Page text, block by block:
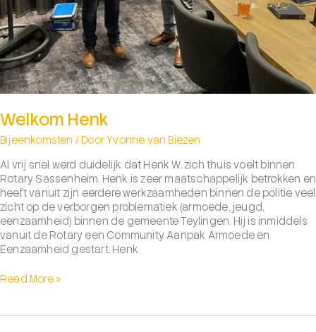
Welkom Henk
Bijeenkomsten / DoorYvonne van Biezen
Al vrij snel werd duidelijk dat Henk W. zich thuis voelt binnen
Rotary Sassenheim. Henk is zeer maatschappelijk betrokken en
heeft vanuit zijn eerdere werkzaamheden binnen de politie veel
zicht op de verborgen problematiek (armoede, jeugd,
eenzaamheid) binnen de gemeente Teylingen. Hij is inmiddels
vanuit de Rotary een Community Aanpak Armoede en
Eenzaamheid gestart. Henk
Welkom
Read More »